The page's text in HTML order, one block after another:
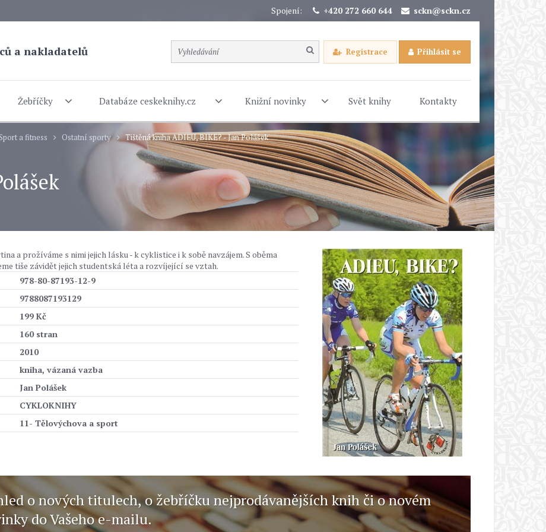
Spojení: +420 272 660 644 sckn@sckn.cz
a nakladatelů Registrace Přihlásit se
Žebříčky Databáze ceskeknihy.cz Knižní novinky Svět knihy Kontakty
Sport a fitness Ostatní sporty Tištěná kniha ADIEU, BIKE? - Jan Polášek
a prožíváme s nimi jejich lásku - k cyklistice i k sobě navzájem. S oběma
tiše závidět jejich studentská léta a rozvíjející se vztah.
978-80-87193-12-9
9788087193129
199 Kč
160 stran
2010
kniha, vázaná vazba
Jan Polášek
CYKLOKNIHY
11- Tělovýchova a sport
o nových titulech, o žebříčku nejprodávanějších knih či o novém
do Vašeho e-mailu.